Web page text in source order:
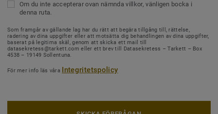
Om du inte accepterar ovan nämnda villkor, vänligen bocka i
denna ruta.
Som framgår av gällande lag har du rätt att begära tillgång till, rättelse,
radering av dina uppgifter eller att motsätta dig behandlingen av dina uppgifter,
baserat på legitima skäl, genom att skicka ett mail till
datasekretess@tarkett.com eller ett brev till Datasekretess – Tarkett – Box
4538 – 19149 Sollentuna.
För mer info läs våra Integritetspolicy